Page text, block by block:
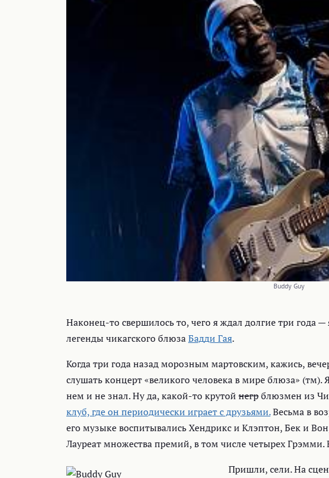
Buddy Guy
Наконец-то свершилось то, чего я ждал долгие три года
легенды чикагского блюзаБадди Гая.
Когда три года назад морозным мартовским, кажись,
слушать концерт «великого человека в мире блюза» (тм).
нем и не знал. Ну да, какой-то крутой негрблюзмен из
клуб, где он периодически играет с друзьями.Весьма в
его музыке воспитывались Хендрикс и Клэптон, Бек и
Лауреат множества премий, в том числе четырех Грэмми.
Пришли, сели. На